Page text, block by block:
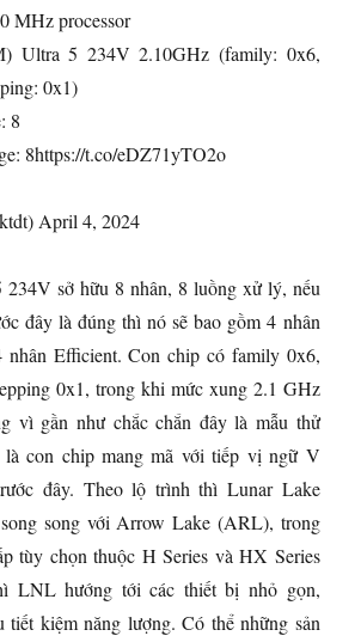
MHz processor
Ultra 5 234V 2.10GHz (family: 0x6,
0x1)
8
8https://t.co/eDZ71yTO2o
April 4, 2024
234V sở hữu 8 nhân, 8 luồng xử lý, nếu
đây là đúng thì nó sẽ bao gồm 4 nhân
nhân Efficient. Con chip có family 0x6,
0x1, trong khi mức xung 2.1 GHz
vì gần như chắc chắn đây là mẫu thử
con chip mang mã với tiếp vị ngữ V
đây. Theo lộ trình thì Lunar Lake
song với Arrow Lake (ARL), trong
tùy chọn thuộc H Series và HX Series
LNL hướng tới các thiết bị nhỏ gọn,
tiết kiệm năng lượng. Có thể những sản